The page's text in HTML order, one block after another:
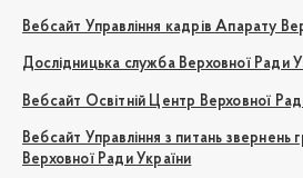
Вебсайт Управління кадрів Апарату
Дослідницька служба Верховної Ради
Вебсайт Освітній Центр Верховної
Вебсайт Управління з питань
Верховної Ради України